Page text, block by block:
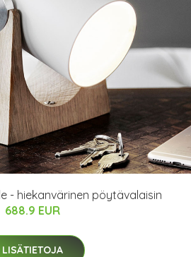
- hiekanvärinen pöytävalaisin
688.9 EUR
LISÄTIETOJA